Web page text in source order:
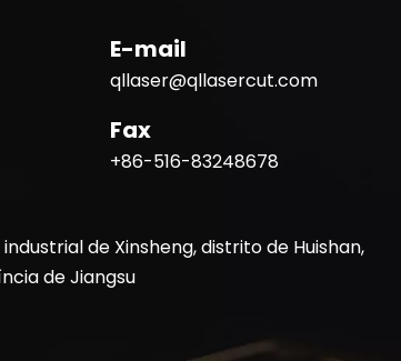
E-mail
qllaser@qllasercut.com
Fax
+86-516-83248678
de Xinsheng, distrito de Huishan,
de Jiangsu